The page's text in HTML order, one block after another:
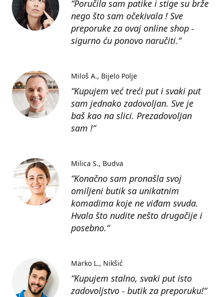
“Poručila sam patike i stige su brže
nego što sam očekivala ! Sve
preporuke za ovaj online shop -
sigurno ću ponovo naručiti.“
“Kupujem već treći put i svaki put
sam jednako zadovoljan. Sve je
baš kao na slici. Prezadovoljan
sam !“
Miloš A. Bijelo Polje
“Konačno sam pronašla svoj
omiljeni butik sa unikatnim
komadima koje ne viđam svuda.
Hvala što nudite nešto drugačije i
posebno.“
Milica S. Budva
“Kupujem stalno, svaki put isto
zadovoljstvo - butik za preporuku!“
Marko L. Nikšić